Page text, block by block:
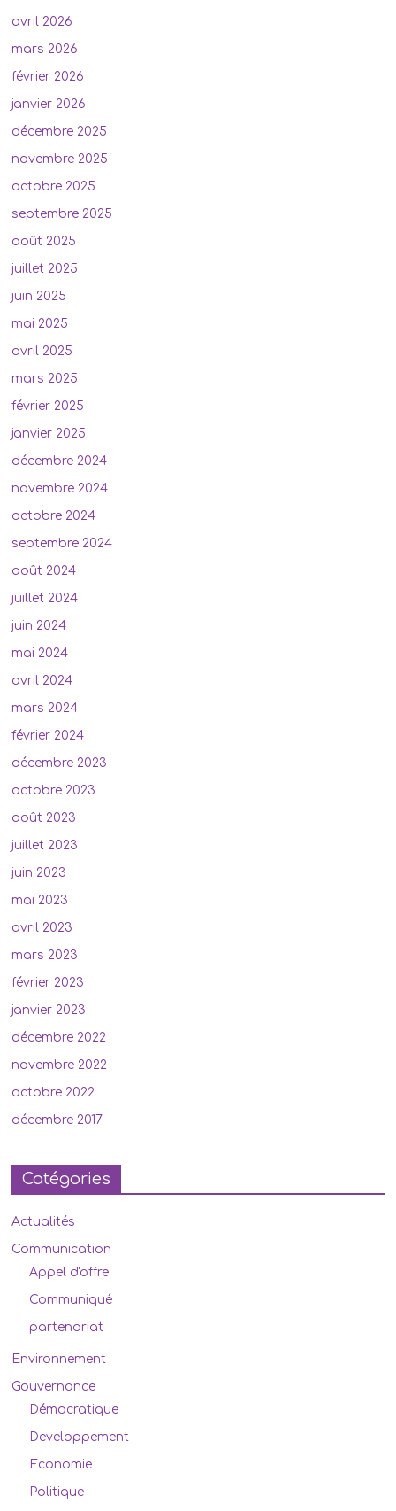
avril 2026
mars 2026
février 2026
janvier 2026
décembre 2025
novembre 2025
octobre 2025
septembre 2025
août 2025
juillet 2025
juin 2025
mai 2025
avril 2025
mars 2025
février 2025
janvier 2025
décembre 2024
novembre 2024
octobre 2024
septembre 2024
août 2024
juillet 2024
juin 2024
mai 2024
avril 2024
mars 2024
février 2024
décembre 2023
octobre 2023
août 2023
juillet 2023
juin 2023
mai 2023
avril 2023
mars 2023
février 2023
janvier 2023
décembre 2022
novembre 2022
octobre 2022
décembre 2017
Catégories
Actualités
Communication
Appel d'offre
Communiqué
partenariat
Environnement
Gouvernance
Démocratique
Developpement
Economie
Politique